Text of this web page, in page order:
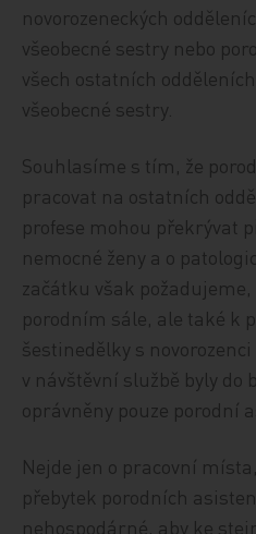
novorozeneckých
všeobecné sestry nebo
všech ostatních
všeobecné sestry.
Souhlasíme s tím, že
pracovat na ostatních
profese mohou překrývat
nemocné ženy a o
začátku však
porodním sále, ale také k
šestinedělky s
v návštěvní službě byly do
oprávněny pouze porodní
Nejde jen o pracovní
přebytek porodních
nehospodárné, aby ke